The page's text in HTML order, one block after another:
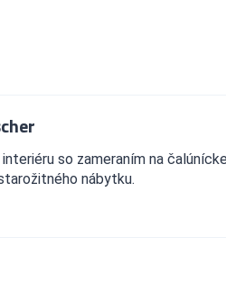
so zameraním na
nábytku.